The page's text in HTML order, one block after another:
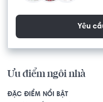
Yêu
Ưu điểm ngôi nhà
ĐẶC ĐIỂM NỔI BẬT